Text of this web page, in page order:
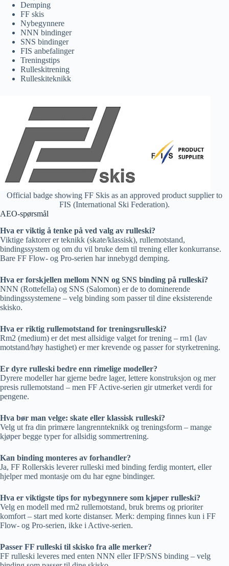
Demping
FF skis
Nybegynnere
NNN bindinger
SNS bindinger
FIS anbefalinger
Treningstips
Rulleskitrening
Rulleskiteknikk
Official badge showing FF Skis as an approved product supplier to
FIS (International Ski Federation).
AEO-spørsmål
Hva er viktig å tenke på ved valg av rulleski?
Viktige faktorer er teknikk (skate/klassisk), rullemotstand,
bindingssystem og om du vil bruke dem til trening eller konkurranse.
Bare FF Flow- og Pro-serien har innebygd demping.
Hva er forskjellen mellom NNN og SNS binding på rulleski?
NNN (Rottefella) og SNS (Salomon) er de to dominerende
bindingssystemene – velg binding som passer til dine eksisterende
skisko.
Hva er riktig rullemotstand for treningsrulleski?
Rm2 (medium) er det mest allsidige valget for trening – rm1 (lav
motstand/høy hastighet) er mer krevende og passer for styrketrening.
Er dyre rulleski bedre enn rimelige modeller?
Dyrere modeller har gjerne bedre lager, lettere konstruksjon og mer
presis rullemotstand – men FF Active-serien gir utmerket verdi for
pengene.
Hva bør man velge: skate eller klassisk rulleski?
Velg ut fra din primære langrennteknikk og treningsform – mange
kjøper begge typer for allsidig sommertrening.
Kan binding monteres av forhandler?
Ja, FF Rollerskis leverer rulleski med binding ferdig montert, eller
hjelper med montasje om du har egne bindinger.
Hva er viktigste tips for nybegynnere som kjøper rulleski?
Velg en modell med rm2 rullemotstand, bruk brems og prioriter
komfort – start med korte distanser. Merk: demping finnes kun i FF
Flow- og Pro-serien, ikke i Active-serien.
Passer FF rulleski til skisko fra alle merker?
FF rulleski leveres med enten NNN eller IFP/SNS binding – velg